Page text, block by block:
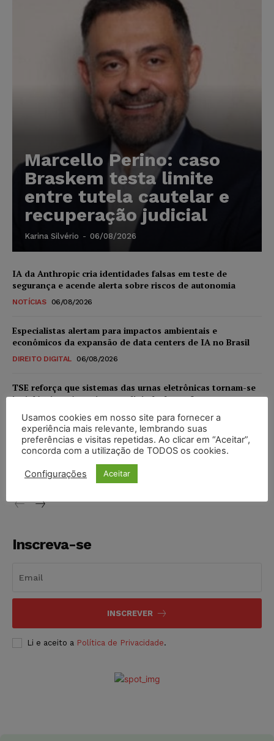
Marcello Perino: caso
Braskem testa limite
entre tutela cautelar e
recuperação judicial
Karina Silvério - 06/08/2026
IA da Anthropic cria identidades falsas em teste de
segurança e acende alerta sobre riscos de autonomia
NOTÍCIAS 06/08/2026
Especialistas alertam para impactos ambientais e
econômicos da expansão de data centers de IA no Brasil
DIREITO DIGITAL 06/08/2026
TSE reforça que sistemas das urnas eletrônicas tornam-se
invioláveis após assinatura digital e lacração
NOTÍCIAS 06/08/2026
STF inicia julgamento sobre constitucionalidade da
proibição dos jogos de azar no Brasil
NOTÍCIAS 06/08/2026
Inscreva-se
INSCREVER
Li e aceito a Política de Privacidade.
Usamos cookies em nosso site para fornecer a
experiência mais relevante, lembrando suas
preferências e visitas repetidas. Ao clicar em “Aceitar”,
concorda com a utilização de TODOS os cookies.
Configurações Aceitar